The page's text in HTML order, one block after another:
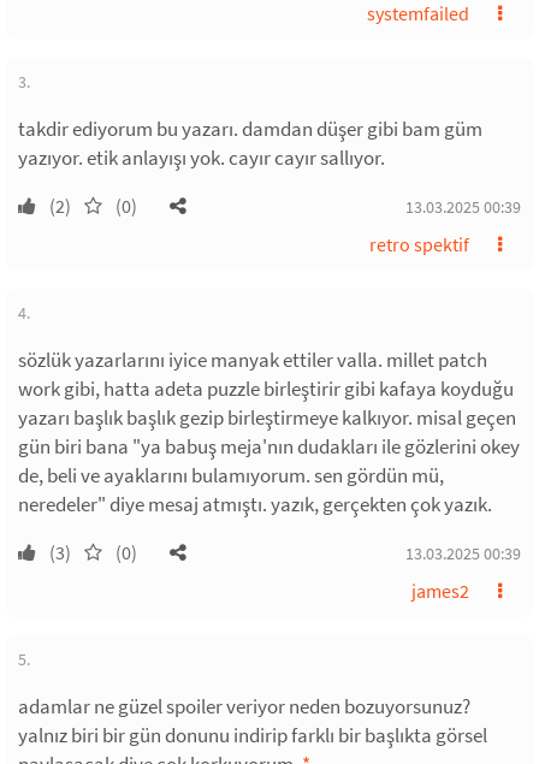
systemfailed
3.
takdir ediyorum bu yazarı. damdan düşer gibi bam güm
yazıyor. etik anlayışı yok. cayır cayır sallıyor.
(2) (0) 13.03.2025 00:39
retro spektif
4.
sözlük yazarlarını iyice manyak ettiler valla. millet patch
work gibi, hatta adeta puzzle birleştirir gibi kafaya koyduğu
yazarı başlık başlık gezip birleştirmeye kalkıyor. misal geçen
gün biri bana "ya babuş meja'nın dudakları ile gözlerini okey
de, beli ve ayaklarını bulamıyorum. sen gördün mü,
neredeler" diye mesaj atmıştı. yazık, gerçekten çok yazık.
(3) (0) 13.03.2025 00:39
james2
5.
adamlar ne güzel spoiler veriyor neden bozuyorsunuz?
yalnız biri bir gün donunu indirip farklı bir başlıkta görsel